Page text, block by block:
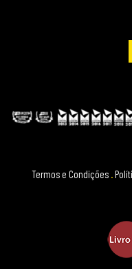
Termos e Condições .